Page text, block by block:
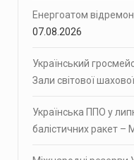
Енергоатом
07.08.2026
Український
Зали світової
Українська ППО у
балістичних ракет –